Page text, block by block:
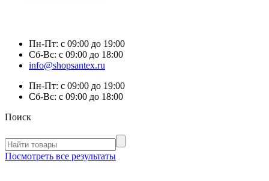
Пн-Пт: с 09:00 до 19:00
Сб-Вс: с 09:00 до 18:00
info@shopsantex.ru
Пн-Пт: с 09:00 до 19:00
Сб-Вс: с 09:00 до 18:00
Поиск
Посмотреть все результаты